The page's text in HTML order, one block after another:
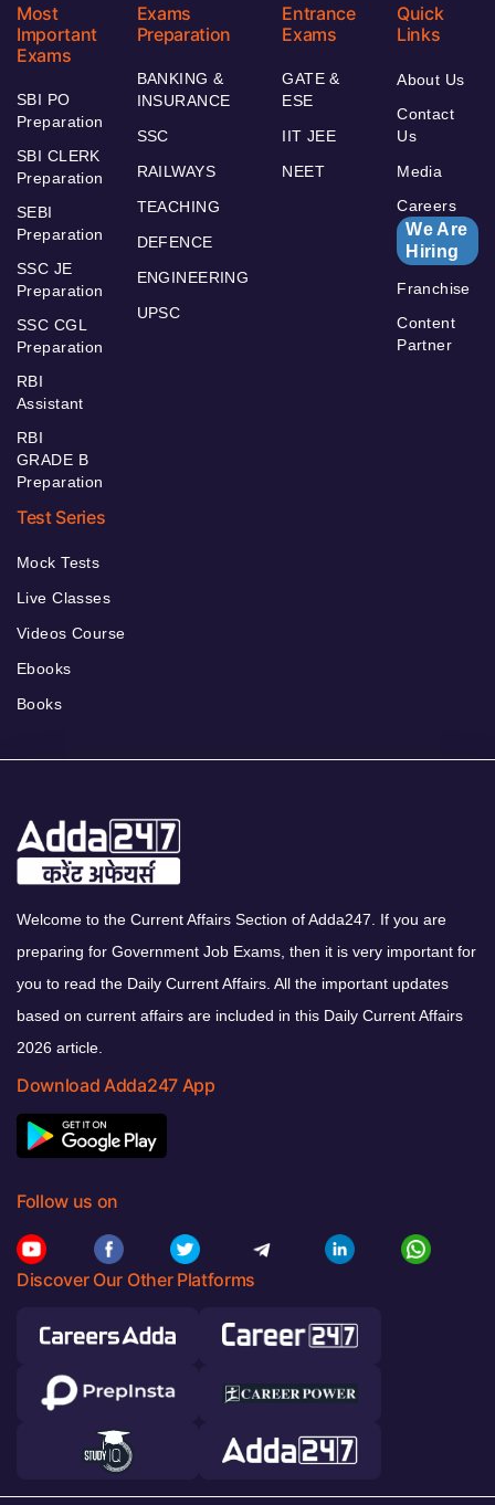
Most
Important
Exams
SBI PO
Preparation
SBI CLERK
Preparation
SEBI
Preparation
SSC JE
Preparation
SSC CGL
Preparation
RBI
Assistant
RBI
GRADE B
Preparation
Exams
Preparation
BANKING &
INSURANCE
SSC
RAILWAYS
TEACHING
DEFENCE
ENGINEERING
UPSC
Entrance
Exams
GATE &
ESE
IIT JEE
NEET
Quick
Links
About Us
Contact
Us
Media
Careers
We Are
Hiring
Franchise
Content
Partner
Test Series
Mock Tests
Live Classes
Videos Course
Ebooks
Books
Welcome to the Current Affairs Section of Adda247. If you are
preparing for Government Job Exams, then it is very important for
you to read the Daily Current Affairs. All the important updates
based on current affairs are included in this Daily Current Affairs
2026 article.
Download Adda247 App
Follow us on
Discover Our Other Platforms